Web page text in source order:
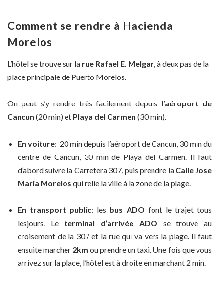
Comment se rendre à Hacienda
Morelos
L’hôtel se trouve sur la rue Rafael E. Melgar , à deux pas de la
place principale de Puerto Morelos.
On peut s’y rendre très facilement depuis l’aéroport de
Cancun (20 min) et Playa del Carmen (30 min).
En voiture: 20 min depuis l’aéroport de Cancun, 30 min du
centre de Cancun, 30 min de Playa del Carmen. Il faut
d’abord suivre la Carretera 307, puis prendre la Calle Jose
Maria Morelos qui relie la ville à la zone de la plage.
En transport public: les bus ADO font le trajet tous
lesjours. Le terminal d’arrivée ADO se trouve au
croisement de la 307 et la rue qui va vers la plage. Il faut
ensuite marcher 2km ou prendre un taxi. Une fois que vous
arrivez sur la place, l’hôtel est à droite en marchant 2 min.